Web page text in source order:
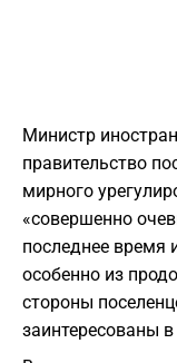
Министр
правительство
мирного
«совершенно
последнее время
особенно из
стороны
заинтересованы